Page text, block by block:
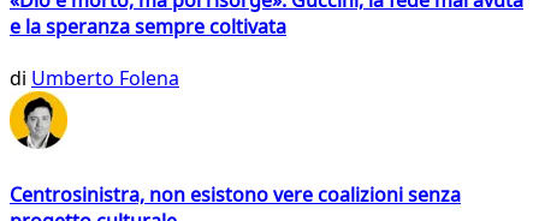
e la speranza sempre coltivata
di Umberto Folena
Centrosinistra, non esistono vere coalizioni senza